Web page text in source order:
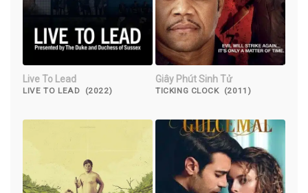
Live To Lead
LIVE TO LEAD (2022)
Giây Phút Sinh Tử
TICKING CLOCK (2011)